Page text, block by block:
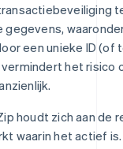
een unieke ID (of
het risico
houdt zich aan de
waarin het actief